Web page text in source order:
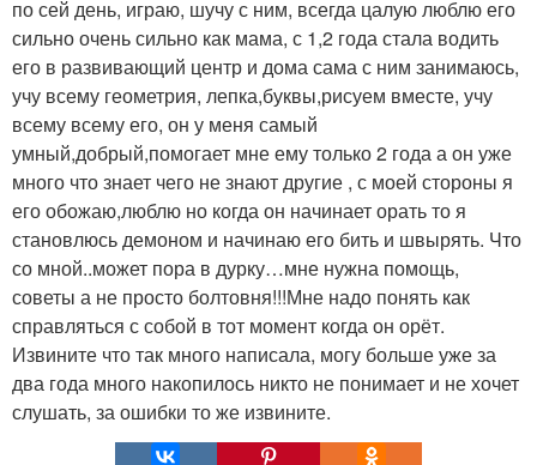
по сей день, играю, шучу с ним, всегда цалую люблю его
сильно очень сильно как мама, с 1,2 года стала водить
его в развивающий центр и дома сама с ним занимаюсь,
учу всему геометрия, лепка,буквы,рисуем вместе, учу
всему всему его, он у меня самый
умный,добрый,помогает мне ему только 2 года а он уже
много что знает чего не знают другие , с моей стороны я
его обожаю,люблю но когда он начинает орать то я
становлюсь демоном и начинаю его бить и швырять. Что
со мной..может пора в дурку…мне нужна помощь,
советы а не просто болтовня!!!Мне надо понять как
справляться с собой в тот момент когда он орёт.
Извините что так много написала, могу больше уже за
два года много накопилось никто не понимает и не хочет
слушать, за ошибки то же извините.